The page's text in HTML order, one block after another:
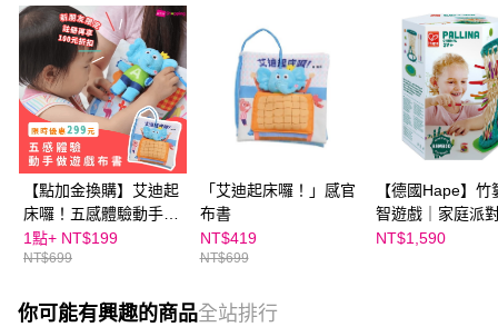
【點加金換購】艾迪起
床囉！五感體驗動手做
遊戲布書
1點+ NT$199
NT$699
「艾迪起床囉！」感官
布書
NT$419
NT$699
【德國Hape】竹
智遊戲｜家庭派
激挑戰 x 邏輯考
NT$1,590
你可能有興趣的商品全站排行